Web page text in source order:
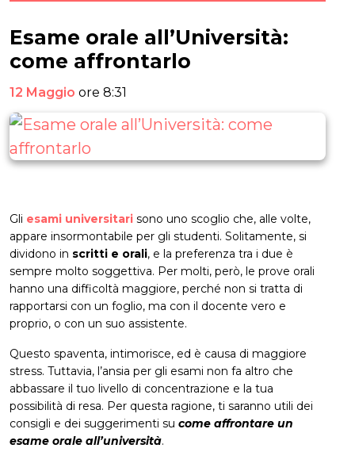
Esame orale all’Università:
come affrontarlo
12 Maggio ore 8:31
Gli esami universitari sono uno scoglio che, alle volte,
appare insormontabile per gli studenti. Solitamente, si
dividono in scritti e orali, e la preferenza tra i due è
sempre molto soggettiva. Per molti, però, le prove orali
hanno una difficoltà maggiore, perché non si tratta di
rapportarsi con un foglio, ma con il docente vero e
proprio, o con un suo assistente.
Questo spaventa, intimorisce, ed è causa di maggiore
stress. Tuttavia, l’ansia per gli esami non fa altro che
abbassare il tuo livello di concentrazione e la tua
possibilità di resa. Per questa ragione, ti saranno utili dei
consigli e dei suggerimenti su come affrontare un
esame orale all’università.